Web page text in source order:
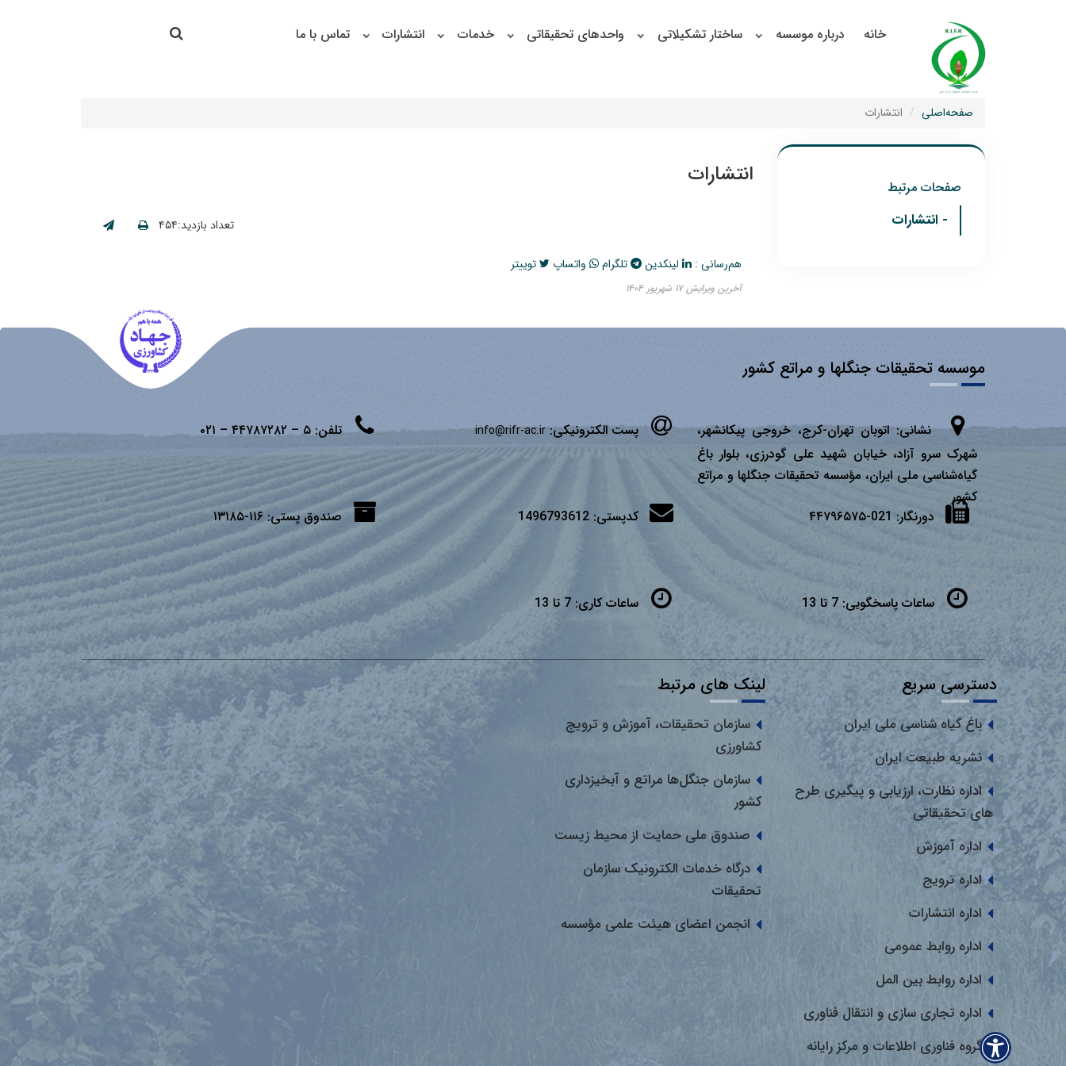
خانه درباره موسسه ساختار تشکیلاتی واحدهای تحقیقاتی خدمات انتشارات تماس با ما جستجو
صفحه‌اصلی انتشارات
انتشارات
تعداد بازدید:۴۵۴
هم‌رسانی : لینکدین تلگرام واتساپ توییتر
آخرین ویرایش ۱۷ شهریور ۱۴۰۴
صفحات مرتبط
- انتشارات
موسسه تحقیقات جنگلها و مراتع کشور
نشانی:اتوبان تهران­-كرج، خروجی پیكانشهر،
شهرک سرو آزاد، خیابان شهید علی گودرزی، بلوار باغ
گیاه‌شناسی ملی ایران، مؤسسه تحقیقات جنگلها و مراتع
كشور
پست الکترونیکی:info@rifr-ac.ir تلفن:۵ – ۴۴۷۸۷۲۸۲ – ۰۲۱
دورنگار: 021-۴۴۷۹۶۵۷۵ کدپستی:1496793612 صندوق پستی:۱۱۶-۱۳۱۸۵
ساعات پاسخگویی: 7 تا 13 ساعات کاری:7 تا 13
دسترسی سریع
باغ گیاه شناسی ملی ایران
نشریه طبیعت ایران
اداره نظارت، ارزیابی و پیگیری طرح
های تحقیقاتی
اداره آموزش
اداره ترویج
اداره انتشارات
اداره روابط عمومی
اداره روابط بین المل
اداره تجاری سازی و انتقال فناوری
گروه فناوری اطلاعات و مرکز رایانه
لینک های مرتبط
سازمان تحقیقات، آموزش و ترویج
کشاورزی
سازمان جنگل‌ها مراتع و آبخیزداری
کشور
صندوق ملی حمایت از محیط زیست
درگاه خدمات الکترونیک سازمان
تحقیقات
انجمن اعضای هیئت علمی مؤسسه